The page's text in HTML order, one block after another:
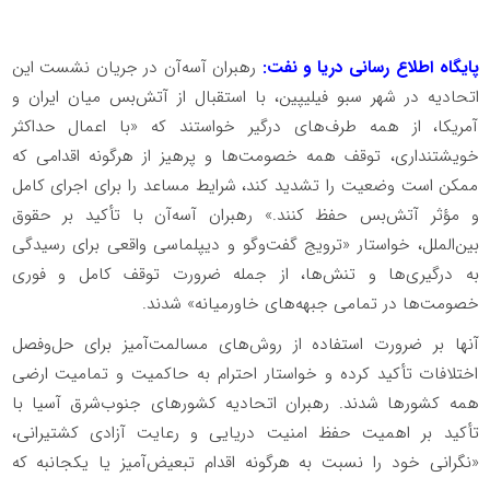
پایگاه اطلاع رسانی دریا و نفت: رهبران آسه‌آن در جریان نشست این
اتحادیه در شهر سبو فیلیپین، با استقبال از آتش‌بس میان ایران و
آمریکا، از همه طرف‌های درگیر خواستند که «با اعمال حداکثر
خویشتنداری، توقف همه خصومت‌ها و پرهیز از هرگونه اقدامی که
ممکن است وضعیت را تشدید کند، شرایط مساعد را برای اجرای کامل
و مؤثر آتش‌بس حفظ کنند.» رهبران آسه‌آن با تأکید بر حقوق
بین‌الملل، خواستار «ترویج گفت‌وگو و دیپلماسی واقعی برای رسیدگی
به درگیری‌ها و تنش‌ها، از جمله ضرورت توقف کامل و فوری
خصومت‌ها در تمامی جبهه‌های خاورمیانه» شدند.
‌آنها بر ضرورت استفاده از روش‌های مسالمت‌آمیز برای حل‌وفصل
اختلافات تأکید کرده و خواستار احترام به حاکمیت و تمامیت ارضی
همه کشورها شدند. رهبران اتحادیه کشورهای جنوب‌شرق آسیا با
تأکید بر اهمیت حفظ امنیت دریایی و رعایت آزادی کشتیرانی،
«نگرانی خود را نسبت به هرگونه اقدام تبعیض‌آمیز یا یکجانبه که